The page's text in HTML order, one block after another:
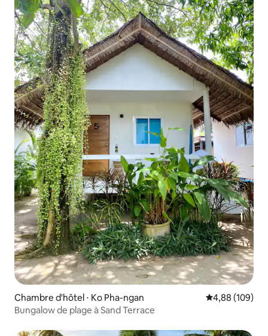
Chambre d'hôtel ⋅ Ko Pha-ngan Évaluation
4,88 (109)
Bungalow de plage à Sand Terrace